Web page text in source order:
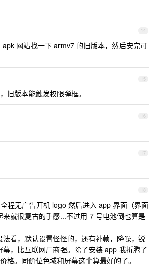
14
网站找一下 armv7 的旧版本，然后安完可
15
旧版本能触发权限弹框。
16
17
18
程无广告开机 logo 然后进入 app 界面（界面
就很复古的手感...不过用 7 号电池倒也算是
看，默认设置怪怪的，还有补帧，降噪，锐
，比互联网厂商强。除了安装 app 我折腾了
。同价位色域和屏幕这个算最好的了。